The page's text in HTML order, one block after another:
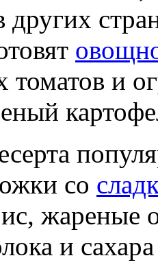
других
томатов и
со
жареные
и